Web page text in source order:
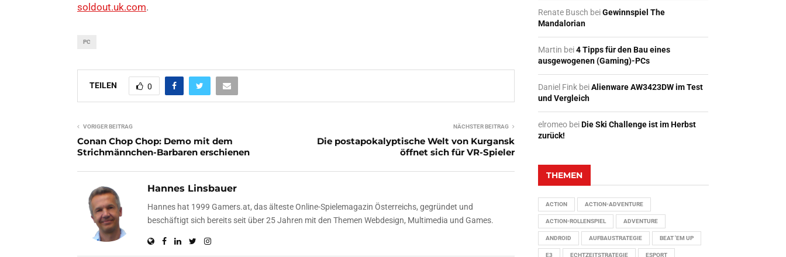
soldout.uk.com.
PC
TEILEN 0
VORIGER BEITRAG
Conan Chop Chop: Demo mit dem
Strichmännchen-Barbaren erschienen
NÄCHSTER BEITRAG
Die postapokalyptische Welt von Kurgansk
öffnet sich für VR-Spieler
Hannes Linsbauer
Hannes hat 1999 Gamers.at, das älteste Online-Spielemagazin Österreichs, gegründet und
beschäftigt sich bereits seit über 25 Jahren mit den Themen Webdesign, Multimedia und Games.
Renate Busch beiGewinnspiel The
Mandalorian
Martin bei4 Tipps für den Bau eines
ausgewogenen (Gaming)-PCs
Daniel Fink beiAlienware AW3423DW im Test
und Vergleich
elromeo beiDie Ski Challenge ist im Herbst
zurück!
THEMEN
ACTION ACTION-ADVENTURE
ACTION-ROLLENSPIEL ADVENTURE
ANDROID AUFBAUSTRATEGIE BEAT 'EM UP
E3 ECHTZEITSTRATEGIE ESPORT